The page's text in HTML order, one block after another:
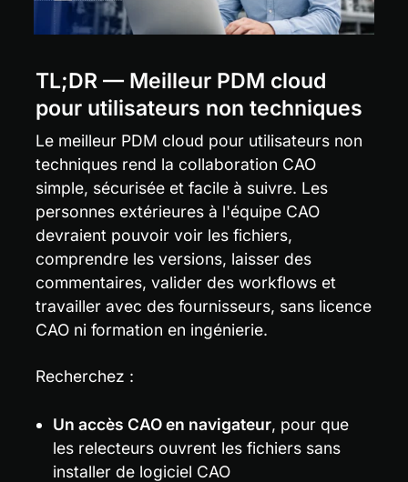
TL;DR — Meilleur PDM cloud
pour utilisateurs non techniques
Le meilleur PDM cloud pour utilisateurs non
techniques rend la collaboration CAO
simple, sécurisée et facile à suivre. Les
personnes extérieures à l'équipe CAO
devraient pouvoir voir les fichiers,
comprendre les versions, laisser des
commentaires, valider des workflows et
travailler avec des fournisseurs, sans licence
CAO ni formation en ingénierie.
Recherchez :
Un accès CAO en navigateur, pour que
les relecteurs ouvrent les fichiers sans
installer de logiciel CAO